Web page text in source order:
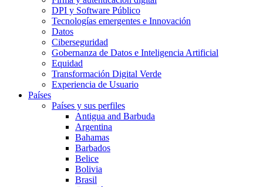
DPI y Software Público
Tecnologías emergentes e Innovación
Datos
Ciberseguridad
Gobernanza de Datos e Inteligencia Artificial
Equidad
Transformación Digital Verde
Experiencia de Usuario
Países
Países y sus perfiles
Antigua and Barbuda
Argentina
Bahamas
Barbados
Belice
Bolivia
Brasil